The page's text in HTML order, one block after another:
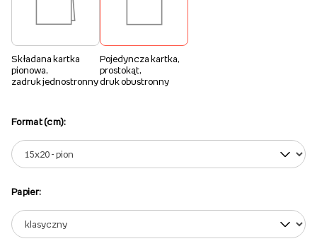
Składana kartka
pionowa,
zadruk jednostronny
Pojedyncza kartka,
prostokąt,
druk obustronny
Format (cm):
Papier: